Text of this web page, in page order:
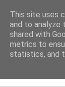
This site uses
and to analyze
shared with
metrics to
statistics, and